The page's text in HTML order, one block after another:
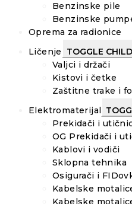
Benzinske pile
Benzinske
Oprema za radionice
Ličenje
TOGGLE
Valjci i držači
Kistovi i četke
Zaštitne trake i
Elektromaterijal
Prekidači i
OG Prekidači i
Kablovi i vodiči
Sklopna tehnika
Osigurači i
Kabelske
Kabelske